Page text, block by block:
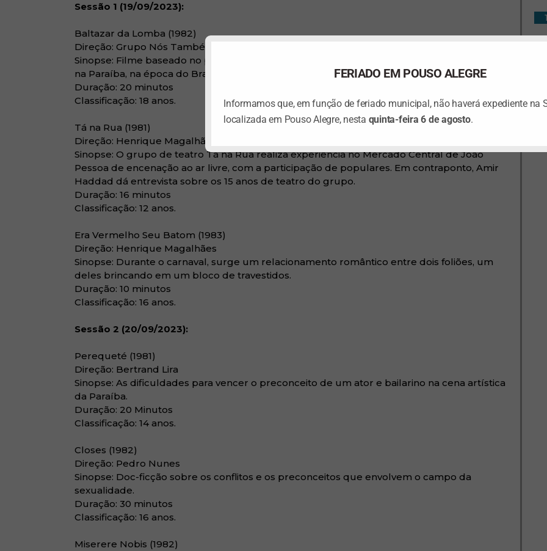
Sessão 1 (19/09/2023):
Baltazar da Lomba (1982)
Direção: Grupo Nós Também
Sinopse: Filme baseado no primeiro registro histórico de repressão à homossexualidade
na Paraíba, na época do Brasil Colônia.
Duração: 20 minutos
Classificação: 18 anos.
Tá na Rua (1981)
Direção: Henrique Magalhães
Sinopse: O grupo de teatro Tá na Rua realiza experiência no Mercado Central de João
Pessoa de encenação ao ar livre, com a participação de populares. Em contraponto, Amir
Haddad dá entrevista sobre os 15 anos de teatro do grupo.
Duração: 16 minutos
Classificação: 12 anos.
Era Vermelho Seu Batom (1983)
Direção: Henrique Magalhães
Sinopse: Durante o carnaval, surge um relacionamento romântico entre dois foliões, um
deles brincando em um bloco de travestidos.
Duração: 10 minutos
Classificação: 16 anos.
Sessão 2 (20/09/2023):
Perequeté (1981)
Direção: Bertrand Lira
Sinopse: As dificuldades para vencer o preconceito de um ator e bailarino na cena artística
da Paraíba.
Duração: 20 Minutos
Classificação: 14 anos.
Closes (1982)
Direção: Pedro Nunes
Sinopse: Doc-ficção sobre os conflitos e os preconceitos que envolvem o campo da
sexualidade.
Duração: 30 minutos
Classificação: 16 anos.
Miserere Nobis (1982)
FERIADO EM POUSO ALEGRE
Informamos que, em função de feriado municipal, não haverá expediente na
localizada em Pouso Alegre, nesta quinta-feira 6 de agosto.